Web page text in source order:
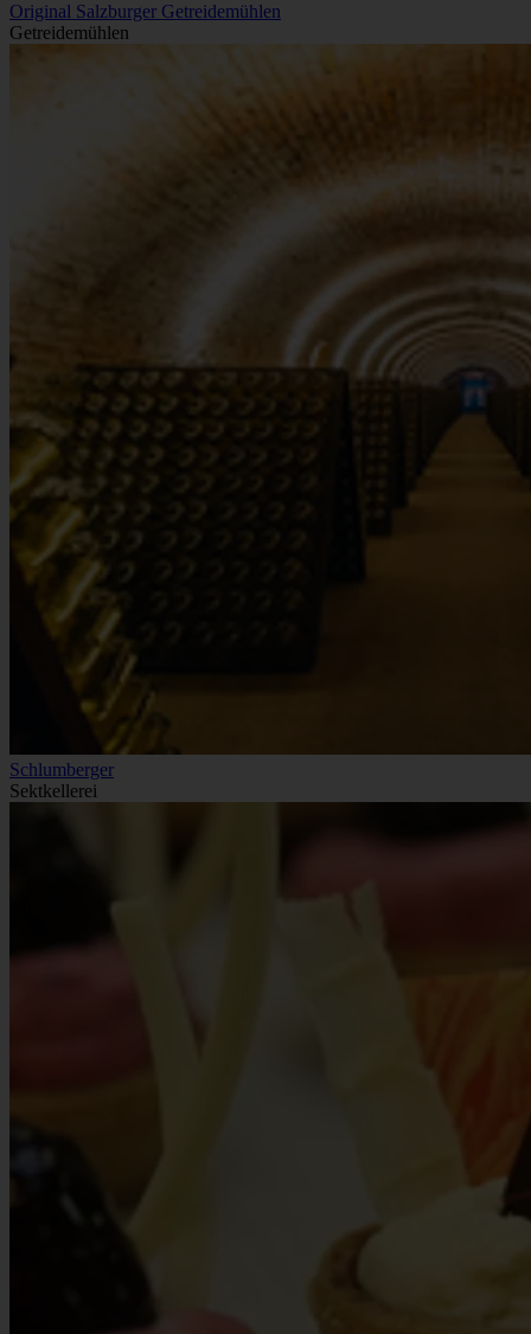
Original Salzburger Getreidemühlen
Getreidemühlen
Schlumberger
Sektkellerei